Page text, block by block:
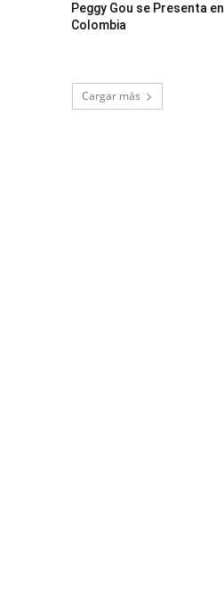
Peggy Gou se Presenta en
Colombia
Cargar más